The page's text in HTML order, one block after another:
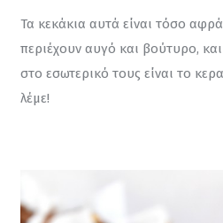
Τα κεκάκια αυτά είναι τόσο
περιέχουν αυγό και βούτυρο,
στο εσωτερικό τους είναι το
λέμε!